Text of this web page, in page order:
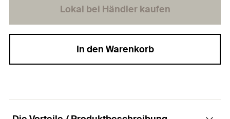
Lokal bei Händler kaufen
In den Warenkorb